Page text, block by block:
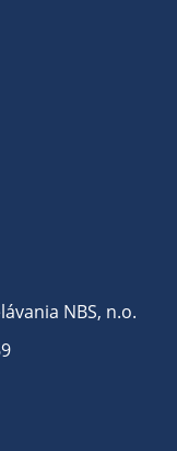
NBS, n.o.